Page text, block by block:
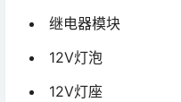
继电器模块
12V灯泡
12V灯座